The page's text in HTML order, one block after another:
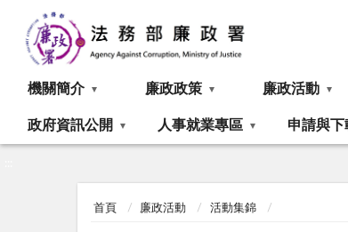
機關簡介 廉政政策 廉政活動
政府資訊公開 人事就業專區 申請與下
首頁 廉政活動 活動集錦